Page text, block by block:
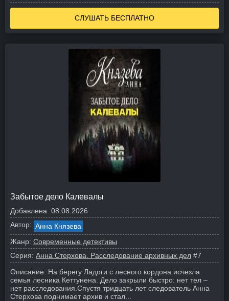
СЛУШАТЬ БЕСПЛАТНО
Забытое дело Калевалы
Добавлена: 08.08.2026
Автор: Анна Князева
Жанр: Современные детективы
Серия: Анна Стерхова. Расследование архивных дел #7
Описание: На берегу Ладоги с лесного кордона исчезла
семья лесника Кеттунена. Дело закрыли быстро: нет тел –
нет расследования. Спустя тридцать лет следователь Анна
Стерхова поднимает архив и стал...